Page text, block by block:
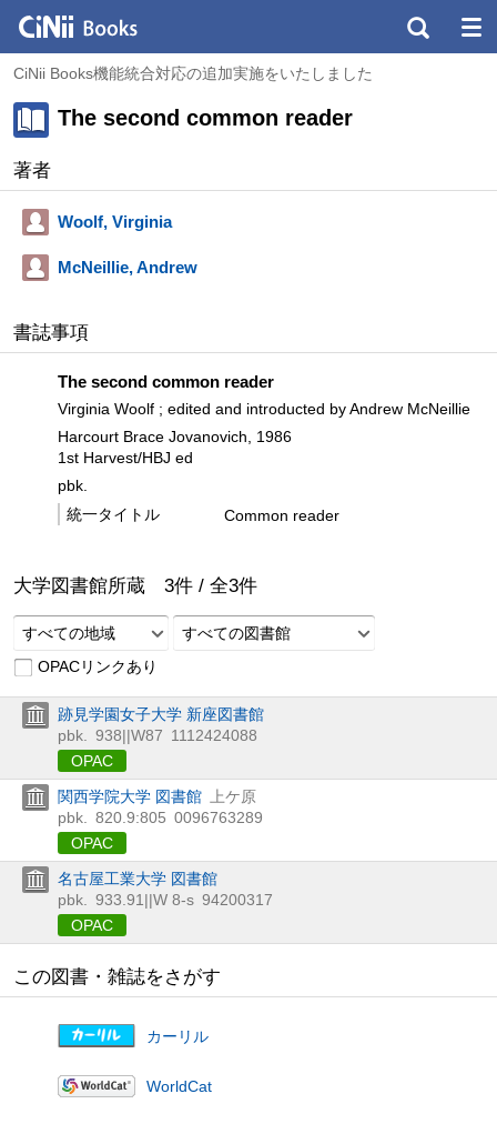
CiNii Books機能統合対応の追加実施をいたしました
The second common reader
著者
Woolf, Virginia
McNeillie, Andrew
書誌事項
The second common reader
Virginia Woolf ; edited and introducted by Andrew McNeillie
Harcourt Brace Jovanovich, 1986
1st Harvest/HBJ ed
pbk.
統一タイトル
Common reader
大学図書館所蔵 3件 / 全3件
すべての地域
すべての図書館
OPACリンクあり
跡見学園女子大学 新座図書館
pbk.
938||W87 1112424088
OPAC
関西学院大学 図書館
上ケ原
pbk.
820.9:805 0096763289
OPAC
名古屋工業大学 図書館
pbk.
933.91||W 8-s 94200317
OPAC
この図書・雑誌をさがす
カーリル
WorldCat